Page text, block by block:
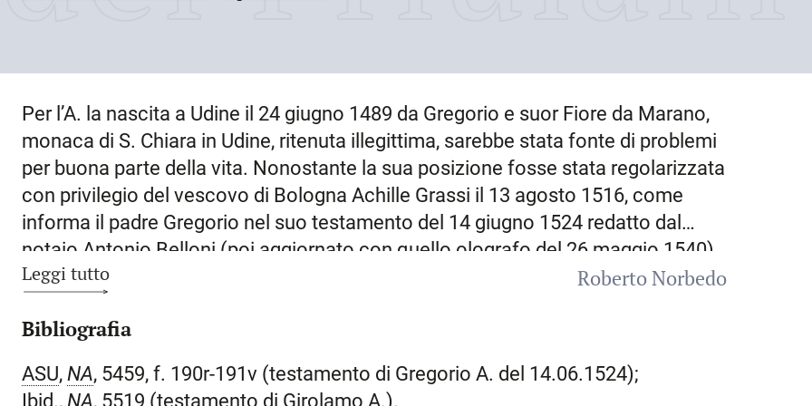
Per l’A. la nascita a Udine il 24 giugno 1489 da Gregorio e suor Fiore da Marano,
monaca di S. Chiara in Udine, ritenuta illegittima, sarebbe stata fonte di problemi
per buona parte della vita. Nonostante la sua posizione fosse stata regolarizzata
con privilegio del vescovo di Bologna Achille Grassi il 13 agosto 1516, come
informa il padre Gregorio nel suo testamento del 14 giugno 1524 redatto dal
notaio Antonio Belloni (poi aggiornato con quello olografo del 26 maggio 1540),
ciò non valse a sciogliere la tensione che doveva subire R. a causa del proprio
dichiarando che il figlio naturale R. è «legittimato e pienamente legittimo», fu
infatti preceduto da alcune lettere di R. al padre (novembre 1519, febbraio e
dicembre 1523), con le quali egli lamentava l’incertezza della propria posizione e
Leggi tutto
Roberto Norbedo
Bibliografia
ASU, NA, 5459, f. 190r-191v (testamento di Gregorio A. del 14.06.1524);
Ibid., NA, 5519 (testamento di Girolamo A.).